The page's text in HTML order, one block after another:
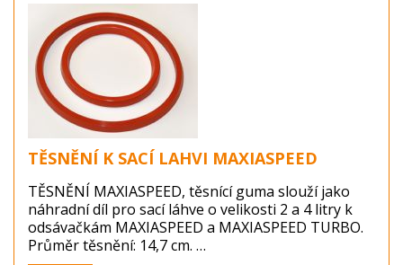
TĚSNĚNÍ K SACÍ LAHVI MAXIASPEED
TĚSNĚNÍ MAXIASPEED, těsnící guma slouží jako
náhradní díl pro sací láhve o velikosti 2 a 4 litry k
odsávačkám MAXIASPEED a MAXIASPEED TURBO.
Průměr těsnění: 14,7 cm.